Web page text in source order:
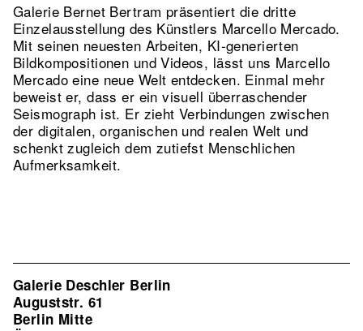
Galerie Bernet Bertram präsentiert die dritte
Einzelausstellung des Künstlers Marcello Mercado.
Mit seinen neuesten Arbeiten, KI-generierten
Bildkompositionen und Videos, lässt uns Marcello
Mercado eine neue Welt entdecken. Einmal mehr
beweist er, dass er ein visuell überraschender
Seismograph ist. Er zieht Verbindungen zwischen
der digitalen, organischen und realen Welt und
schenkt zugleich dem zutiefst Menschlichen
Aufmerksamkeit.
Galerie Deschler Berlin
Auguststr. 61
Berlin Mitte